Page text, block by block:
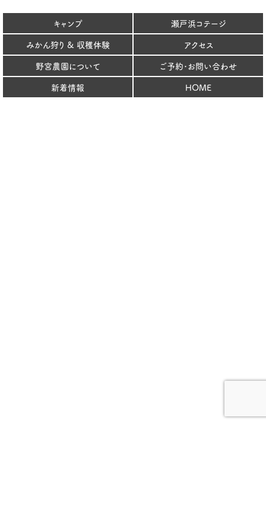
キャンプ
瀬戸浜コテージ
みかん狩り & 収穫体験
アクセス
野宮農園について
ご予約･お問い合わせ
新着情報
HOME